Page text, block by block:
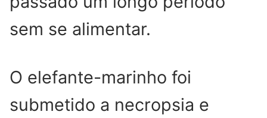
sem se alimentar.
O elefante-marinho foi
submetido a necropsia e